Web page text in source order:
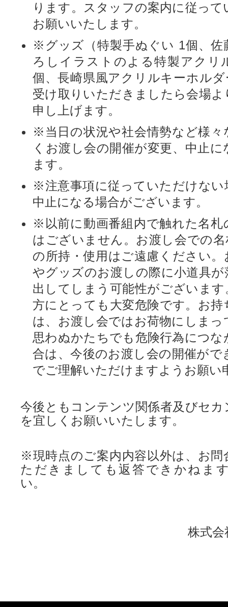
ります。スタッフの案内に従っ
お願いいたします。
※グッズ（特製手ぬぐい 1個、佐
ろしイラストのよる特製アクリ
個、長崎県風アクリルキーホル
受け取りいただきましたら会場
申し上げます。
※当日の状況や社会情勢など様々
くお渡し会の開催が変更、中止
ます。
※注意事項に従っていただけない
中止になる場合がございます。
※以前に動画番組内で触れた名札
はございません。お渡し会での
の所持・使用はご遠慮ください
やグッズのお渡しの際に小道具
出してしまう可能性がございま
方にとっても大変危険です。お
は、お渡し会ではお荷物にしま
思わぬかたちでも危険行為につ
合は、今後のお渡し会の開催が
でご理解いただけますようお願い
今後ともコンテンツ関係者及びセ
を宜しくお願いいたします。
※現時点のご案内内容以外は、お問
ただきましても返答できかねま
い。
株式